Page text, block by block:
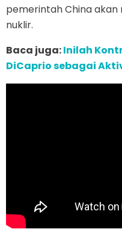
pemerintah China
nuklir.
Baca juga:Inilah
DiCaprio sebagai